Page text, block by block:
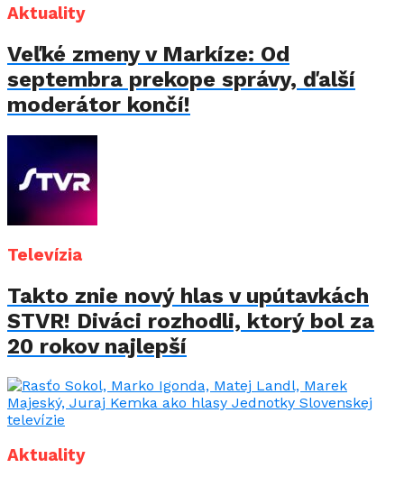
Aktuality
Veľké zmeny v Markíze: Od
septembra prekope správy, ďalší
moderátor končí!
Televízia
Takto znie nový hlas v upútavkách
STVR! Diváci rozhodli, ktorý bol za
20 rokov najlepší
Aktuality